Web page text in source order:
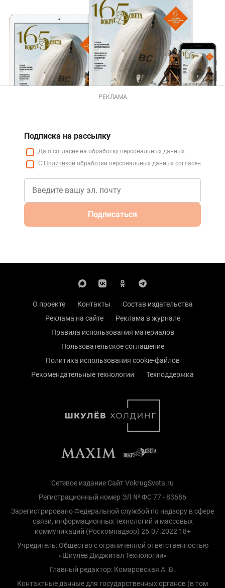
РЕКЛАМА
Подписка на рассылку
Даю согласие на обработку персональных данных
С Политикой обработки персональных данных согласен
Подписаться
О проекте Контакты
Состав издательства
Реклама на сайте
Реклама в журнале
Правила использования материалов
Пользовательское соглашение
Политика использования cookie-файлов
Рекомендательные технологии
Техподдержка
Сетевое издание Сайт VokrugSveta.ru
Регистрационный номер ЭЛ № ФС 77 - 83686
Зарегистрировано Федеральной службой по надзору в сфере
связи, информационных технологий и массовых
коммуникаций (Роскомнадзор) 26.07.2022 18+
Учредитель: Общество с ограниченной ответственностью
«Шкулёв Диджитал Технологии»
Главный редактор: Комаровская А. В.
Контактные данные для государственных органов (в том